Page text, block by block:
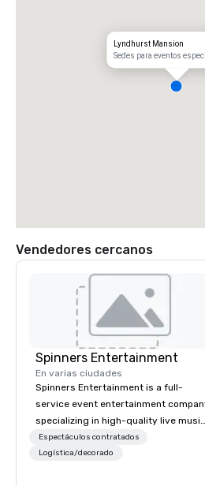
Lyndhurst Mansion
Sedes para eventos
Vendedores cercanos
Spinners Entertainment
En varias ciudades
Spinners Entertainment is a full-
service event entertainment
specializing in high-quality live music,
DJs, Band/DJ Hybrids and immersive
event experiences. We provide
Espectáculos contratados
Logística/decorado